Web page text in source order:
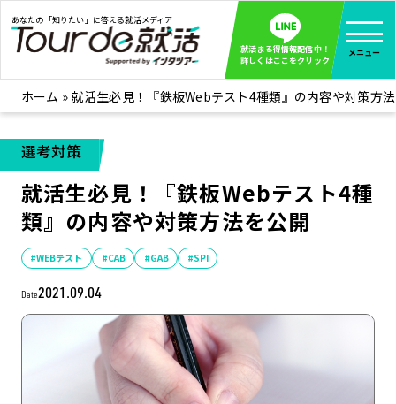
あなたの「知りたい」に答える就活メディア
就活まる得情報配信中！
詳しくはここをクリック
メニュー
就活ノウハウ 全て見る
企業まる見え！特捜部
みんなが知らない企業の裏側を徹底調査！
インタツアー活動レポ 全て見る
インタツアーを使ってどうだった？OBOG成功談
社会人インタビュー
社会人になった今、就活を振り返ってみた
学生就活ブログ 全て見る
学生ライターが教える、今就活でやるべきこと
企業・業界研究はインタツアー
ホーム » 就活生必見！『鉄板Webテスト4種類』の内容や対策方
選考対策
就活生必見！『鉄板Webテスト4種
類』の内容や対策方法を公開
#WEBテスト #CAB #GAB #SPI
Date2021.09.04